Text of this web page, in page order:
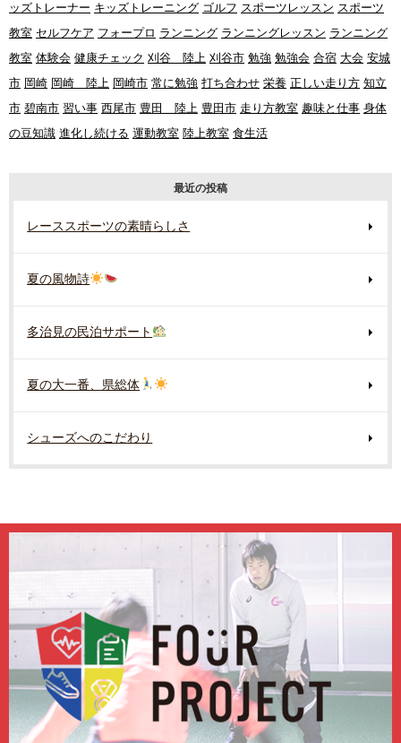
ッズトレーナー キッズトレーニング ゴルフ スポーツレッスン スポーツ
教室 セルフケア フォープロ ランニング ランニングレッスン ランニング
教室 体験会 健康チェック 刈谷 陸上 刈谷市 勉強 勉強会 合宿 大会 安城
市 岡崎 岡崎 陸上 岡崎市 常に勉強 打ち合わせ 栄養 正しい走り方 知立
市 碧南市 習い事 西尾市 豊田 陸上 豊田市 走り方教室 趣味と仕事 身体
の豆知識 進化し続ける 運動教室 陸上教室 食生活
最近の投稿
レーススポーツの素晴らしさ
夏の風物詩
多治見の民泊サポート
夏の大一番、県総体
シューズへのこだわり